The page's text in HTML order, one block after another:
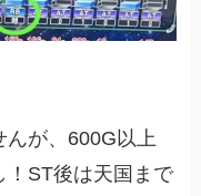
んが、600G以上
！ST後は天国まで